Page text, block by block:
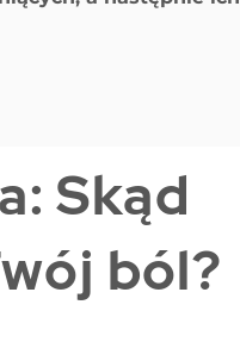
Skąd
ból?